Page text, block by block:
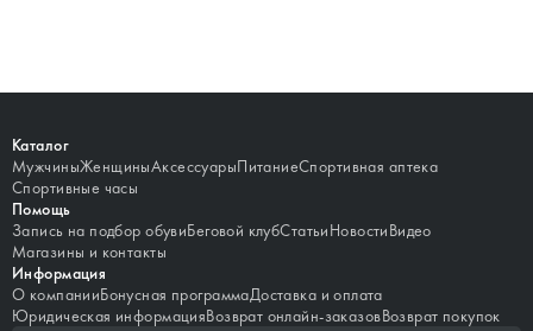
Каталог
МужчиныЖенщиныАксессуарыПитаниеСпортивная аптека
Спортивные часы
Помощь
Запись на подбор обувиБеговой клубСтатьиНовостиВидео
Магазины и контакты
Информация
О компанииБонусная программаДоставка и оплата
Юридическая информацияВозврат онлайн-заказовВозврат покупок